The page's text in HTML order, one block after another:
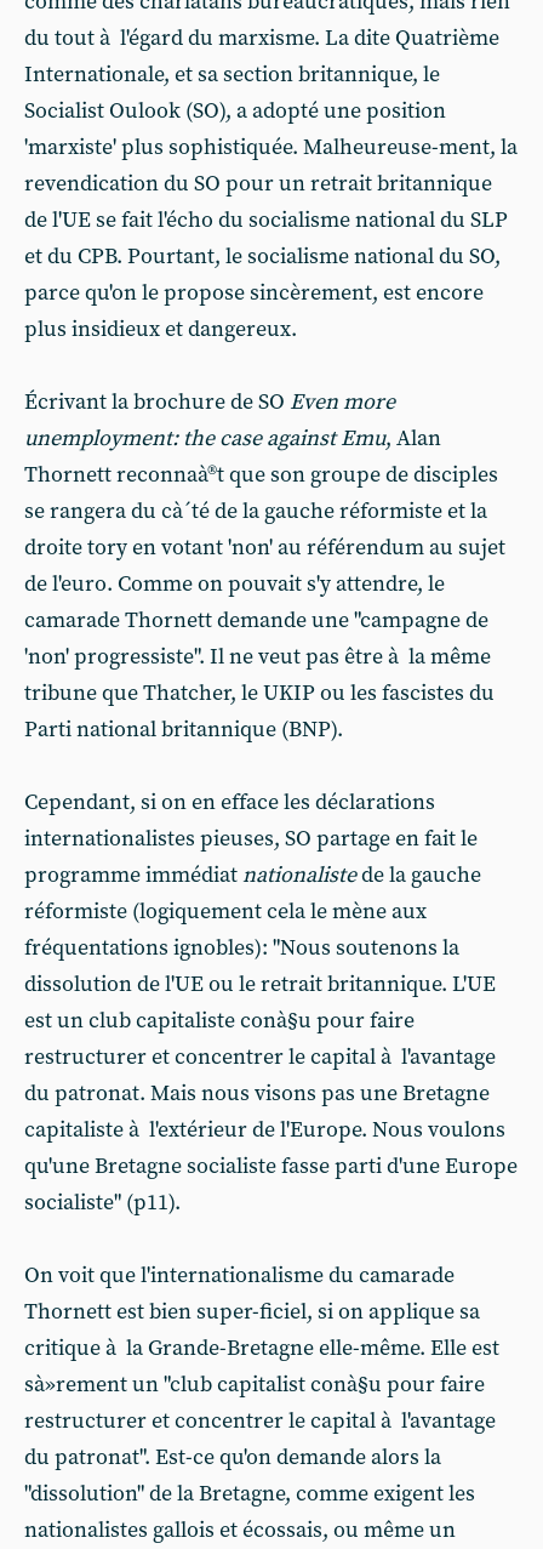
du tout à l'égard du marxisme. La dite Quatrième
Internationale, et sa section britannique, le
Socialist Oulook (SO), a adopté une position
'marxiste' plus sophistiquée. Malheureuse-ment, la
revendication du SO pour un retrait britannique
de l'UE se fait l'écho du socialisme national du SLP
et du CPB. Pourtant, le socialisme national du SO,
parce qu'on le propose sincèrement, est encore
plus insidieux et dangereux.
Écrivant la brochure de SO Even more
unemployment: the case against Emu, Alan
Thornett reconnaà®t que son groupe de disciples
se rangera du cà´té de la gauche réformiste et la
droite tory en votant 'non' au référendum au sujet
de l'euro. Comme on pouvait s'y attendre, le
camarade Thornett demande une "campagne de
'non' progressiste". Il ne veut pas être à la même
tribune que Thatcher, le UKIP ou les fascistes du
Parti national britannique (BNP).
Cependant, si on en efface les déclarations
internationalistes pieuses, SO partage en fait le
programme immédiatnationalistede la gauche
réformiste (logiquement cela le mène aux
fréquentations ignobles): "Nous soutenons la
dissolution de l'UE ou le retrait britannique. L'UE
est un club capitaliste conà§u pour faire
restructurer et concentrer le capital à l'avantage
du patronat. Mais nous visons pas une Bretagne
capitaliste à l'extérieur de l'Europe. Nous voulons
qu'une Bretagne socialiste fasse parti d'une Europe
socialiste" (p11).
On voit que l'internationalisme du camarade
Thornett est bien super-ficiel, si on applique sa
critique à la Grande-Bretagne elle-même. Elle est
sà»rement un "club capitalist conà§u pour faire
restructurer et concentrer le capital à l'avantage
du patronat". Est-ce qu'on demande alors la
"dissolution" de la Bretagne, comme exigent les
nationalistes gallois et écossais, ou même un